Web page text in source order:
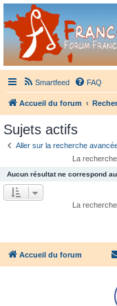
France
Didgeridoo et Guimbarde sur
Smartfeed FAQ
Accueil du forum
Sujets actifs
Aller sur la recherche
La
Aucun résultat ne correspond
La
Accueil du forum